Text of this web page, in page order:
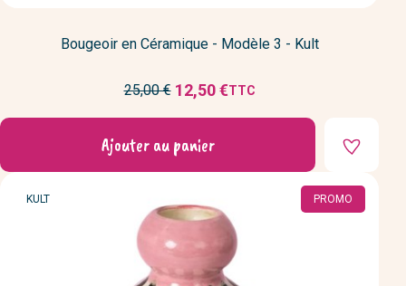
Bougeoir en Céramique - Modèle 3 - Kult
Prix
base
25,00 €
Prix
réduit
12,50 €TTC
Ajouter au panier
MARQUE
KULT PROMO